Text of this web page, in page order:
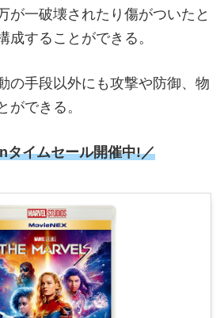
が一破壊されたり傷がついたと
成することができる。
の手段以外にも攻撃や防御、物
ができる。
タイムセール開催中!／